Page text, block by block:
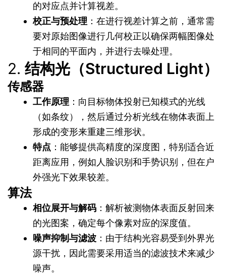
的对应点并计算视差。
校正与预处理 ：在进行视差计算之前，通常需
要对原始图像进行几何校正以确保两幅图像处
于相同的平面内，并进行去噪处理。
2. 结构光（Structured Light）
传感器
工作原理 ：向目标物体投射已知模式的光线
（如条纹），然后通过分析光线在物体表面上
形成的变形来重建三维形状。
特点 ：能够提供高精度的深度图，特别适合近
距离应用，例如人脸识别和手势识别，但在户
外强光下效果较差。
算法
相位展开与解码 ：解析被测物体表面反射回来
的光图案，确定每个像素对应的深度值。
噪声抑制与滤波 ：由于结构光容易受到外界光
源干扰，因此需要采用适当的滤波技术来减少
噪声。